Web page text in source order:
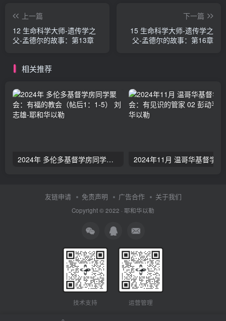
上一篇
12 生命科学大师-遗传学之
父-孟德尔的故事：第13章
下一篇
15 生命科学大师-遗传学之
父-孟德尔的故事：第16章
相关推荐
2024年 多伦多基督学房同学聚会：有福的教会（帖后1：1-5） 刘志雄
友链申请 免责声明 广告合作 关于我们
Copyright © 2022 · 耶和华以勒
技术支持 运营管理